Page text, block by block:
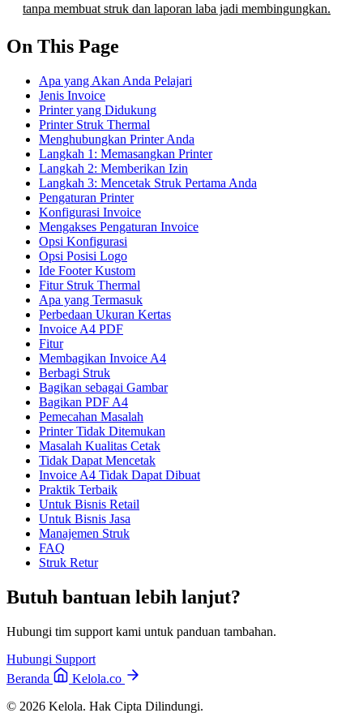
tanpa membuat struk dan laporan laba jadi membingungkan.
On This Page
Apa yang Akan Anda Pelajari
Jenis Invoice
Printer yang Didukung
Printer Struk Thermal
Menghubungkan Printer Anda
Langkah 1: Memasangkan Printer
Langkah 2: Memberikan Izin
Langkah 3: Mencetak Struk Pertama Anda
Pengaturan Printer
Konfigurasi Invoice
Mengakses Pengaturan Invoice
Opsi Konfigurasi
Opsi Posisi Logo
Ide Footer Kustom
Fitur Struk Thermal
Apa yang Termasuk
Perbedaan Ukuran Kertas
Invoice A4 PDF
Fitur
Membagikan Invoice A4
Berbagi Struk
Bagikan sebagai Gambar
Bagikan PDF A4
Pemecahan Masalah
Printer Tidak Ditemukan
Masalah Kualitas Cetak
Tidak Dapat Mencetak
Invoice A4 Tidak Dapat Dibuat
Praktik Terbaik
Untuk Bisnis Retail
Untuk Bisnis Jasa
Manajemen Struk
FAQ
Struk Retur
Butuh bantuan lebih lanjut?
Hubungi tim support kami untuk panduan tambahan.
Hubungi Support
Beranda
Kelola.co
© 2026 Kelola. Hak Cipta Dilindungi.